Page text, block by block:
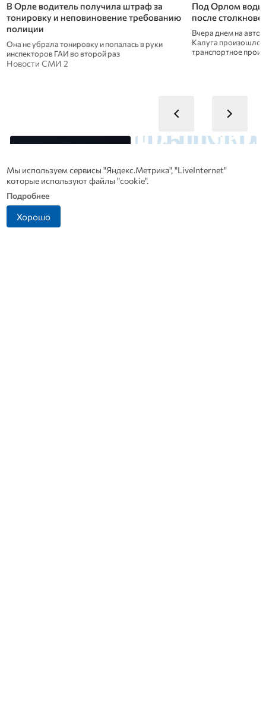
В Орле водитель получила штраф за
тонировку и неповиновение требованию
полиции
Она не убрала тонировку и попалась в руки
инспекторов ГАИ во второй раз
Под Орлом
после
Вчера днем на
Калуга произошло
транспортное
Новости СМИ 2
Мы используем сервисы "Яндекс.Метрика", "LiveInternet"
которые используют файлы "cookie".
Подробнее
Хорошо